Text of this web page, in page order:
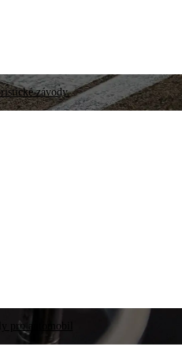
závody.
pro automobil